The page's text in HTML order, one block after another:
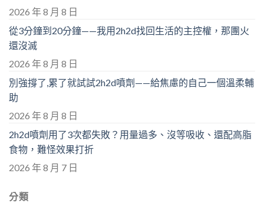
2026 年 8 月 8 日
從3分鐘到20分鐘——我用2h2d找回生活的主控權，那團火
還沒滅
2026 年 8 月 8 日
別強撐了,累了就試試2h2d噴劑——給焦慮的自己一個溫柔輔
助
2026 年 8 月 8 日
2h2d噴劑用了3次都失敗？用量過多、沒等吸收、還配高脂
食物，難怪效果打折
2026 年 8 月 7 日
分類